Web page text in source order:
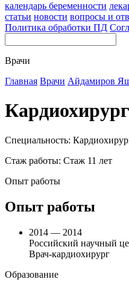
календарь беременности
статьи новости вопросы и
Политика обработки ПД
Врачи
Главная Врачи Айдамиров
Специальность:
Стаж работы: Стаж 11 лет
Опыт работы
Опыт работы
2014 — 2014
Российский научный
Врач-кардиохирург
Образование